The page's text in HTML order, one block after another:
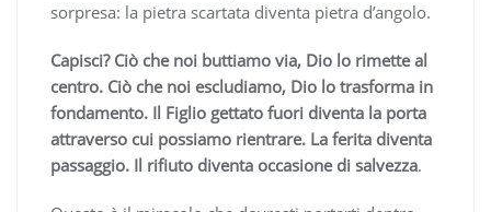
sorpresa: la pietra scartata diventa pietra d’angolo.
Capisci? Ciò che noi buttiamo via, Dio lo rimette al
centro. Ciò che noi escludiamo, Dio lo trasforma in
fondamento. Il Figlio gettato fuori diventa la porta
attraverso cui possiamo rientrare. La ferita diventa
passaggio. Il rifiuto diventa occasione di salvezza.